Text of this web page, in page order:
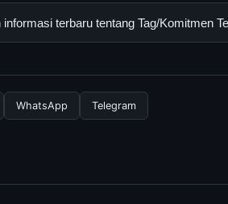
panduan yang tersedia.
Lokal Dan dapat diakses secara
terbaru tentang Tag/Komitmen
WhatsApp Telegram